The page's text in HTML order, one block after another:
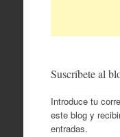
Suscríbete al
Introduce tu
este blog y
entradas.